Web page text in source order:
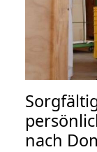
nach